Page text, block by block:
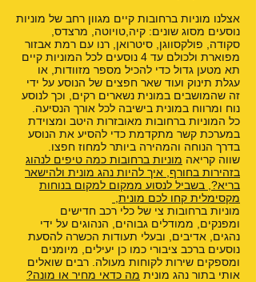
אצלנו מוניות ברחובות קיים מגוון רחב של מוניות
נוסעים מסוג שונים: קיה,טויוטה, מרצדס,
סקודה, פולקסווגן, סיטרואן, רנו עם רמת אבזור
מפוארת ולכולם עד 4 נוסעים לכל המוניות קיים
תא מטען גדול כדי להכיל מספר מזוודות, או
עגלת תינוק ועוד שאר חפצים של הנוסע על ידי
זה שהמושבים במונית נשארים רקים, וכך לנוסע
נוח ומרווח במונית בישיבה לכל אורך הנסיעה.
כל המוניות ברחובות מאובזרות היטב ומצוידת
במערכת קשר מתקדמת כדי להסיע את הנוסע
בדרך הנוחה והמהירה ביותר למחוז חפצו.
שווה קריאה מוניות ברחובות כמה טיפים לנהוג
בזהירות בחורף
איך להיות נהג מונית ולהישאר
בריא? בשביל לנסוע ממקום למקום בנוחות
מקסימלית קחו לכם מונית
מוניות ברחובות צי של כלי רכב חדישים
ומפנקים, ממודלים גבוהים, הנהוגים על ידי
נהגים, אדיבים, ובעלי תעודות הכשרה להסעת
נוסעים ברכב ציבורי כמו כן יעילים, מיומנים
ומספקים שירות לקוחות מעולה. רבים שואלים
אותי בתור נהג מונית מה כדאי מחיר או מונה?